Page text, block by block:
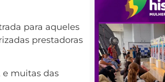
para aqueles
prestadoras
e muitas das